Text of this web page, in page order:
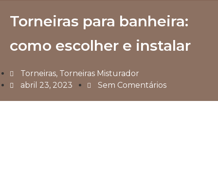
Torneiras para banheira:
como escolher e instalar
Torneiras, Torneiras Misturador
abril 23, 2023
Sem Comentários